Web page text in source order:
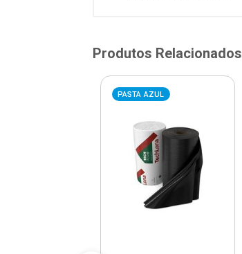
Produtos Relacionados
PASTA AZUL